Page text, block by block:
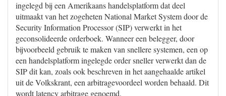
ingelegd bij een Amerikaans handelsplatform dat deel
uitmaakt van het zogeheten National Market System door de
Security Information Processor (SIP) verwerkt in het
geconsolideerde orderboek. Wanneer een belegger, door
bijvoorbeeld gebruik te maken van snellere systemen, een op
een handelsplatform ingelegde order sneller verwerkt dan de
SIP dit kan, zoals ook beschreven in het aangehaalde artikel
uit de Volkskrant, een arbitragevoordeel worden behaald. Dit
wordt latency arbitrage genoemd.